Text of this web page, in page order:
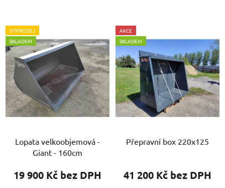
VÝPRODEJ
SKLADEM
Lopata velkoobjemová -
Giant - 160cm
19 900 Kč
AKCE
SKLADEM
Přepravní box 220x125
41 200 Kč